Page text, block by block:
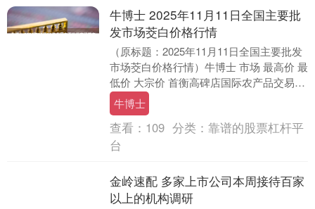
牛博士 2025年11月11日全国主要批
发市场茭白价格行情
（原标题：2025年11月11日全国主要批发
市场茭白价格行情）牛博士 市场 最高价 最
低价 大宗价 首衡高碑店国际农产品交易中
心 9.40 8.84 9.12 ....
牛博士
查看： 109 分类： 靠谱的股票杠杆平
台
金岭速配 多家上市公司本周接待百家
以上的机构调研